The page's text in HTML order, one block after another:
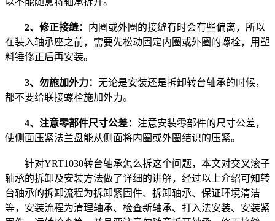
2、修正接缝： 内圈或外圈的接缝有时会有些偏离，所以
在装入轴承座之前，需要先松动固定内圈或外圈的螺栓，用塑
料锤修正后再安装。
3、勿施加外力： 无论是安装还是拆卸转台轴承的时候，
都不要给联接螺栓施加外力。
4、注意零部件尺寸公差： 注意安装零部件的尺寸公差，
使侧面压紧法兰盘能从侧面将内圈或外圈结识的压紧。
针对YRT1030转台轴承怎么拆这个问题，本文对交叉滚子
轴承的拆卸及安装方法做了详细的讲解，经过以上介绍可知转
台轴承的拆卸流程为拆卸紧固件、拆卸轴承、保证环境清洁
等，安装流程为清理轴承、检查新轴承、打入法安装、安装紧